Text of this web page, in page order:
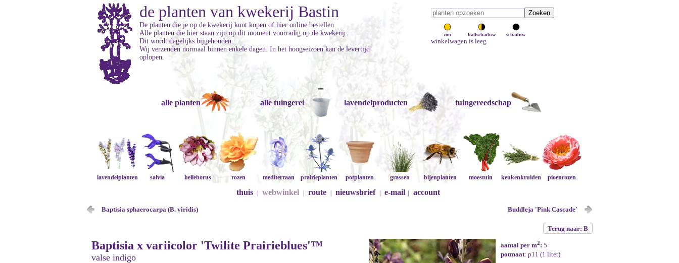
zon halfschaduw schaduw
winkelwagen is leeg
de planten van kwekerij Bastin
De planten die je op de kwekerij kunt kopen of hier online bestellen.
Alle planten die hier staan zijn op dit moment voorradig op de kwekerij.
Dit wordt dagelijks bijgehouden.
Wij verzenden normaal binnen enkele dagen. In het hoogseizoen kan de levertijd
oplopen.
alle planten alle tuingerei lavendelproducten tuingereedschap
lavendelplanten salvia helleborus rozen mediterraan prairieplanten potplanten grassen bijenplanten moestuin keukenkruiden pioenrozen
thuis webwinkel route nieuwsbrief e-mail account
Baptisia sphaerocarpa (B. viridis) Buddleja 'Pink Cascade'
Terug naar: B
Baptisia x variicolor 'Twilite Prairieblues'™
valse indigo
aantal per m2: 5
potmaat: p11 (1 liter)